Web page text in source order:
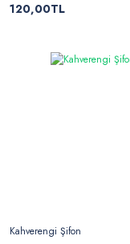
120,00TL
Kahverengi Şifon